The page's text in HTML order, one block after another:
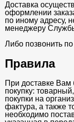
Доставка
оформлении
по иному адресу,
менеджеру
Либо позвонить
Правила
При доставке Вам
покупку:
покупки на
фактура, а также
необходимо